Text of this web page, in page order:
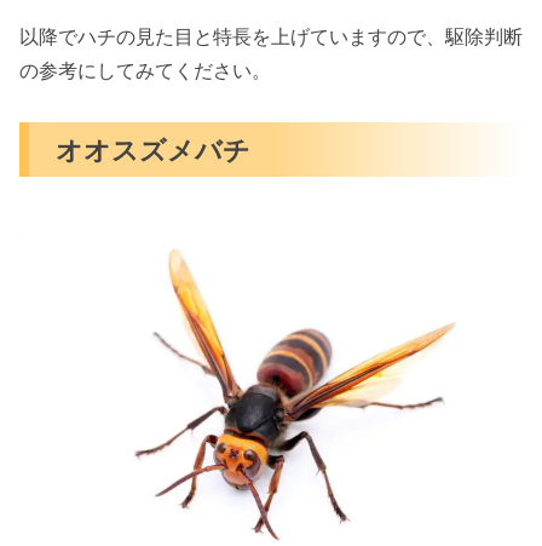
以降でハチの見た目と特長を上げていますので、駆除判断
の参考にしてみてください。
オオスズメバチ